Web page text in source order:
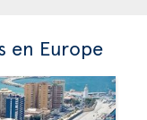
en Europe